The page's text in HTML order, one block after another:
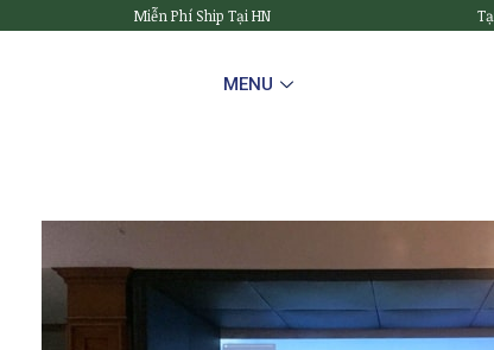
Miễn Phí Ship Tại HN
MENU